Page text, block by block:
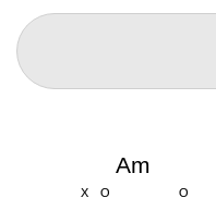
Am
X O O